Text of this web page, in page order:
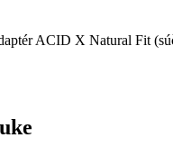
ACID X Natural Fit